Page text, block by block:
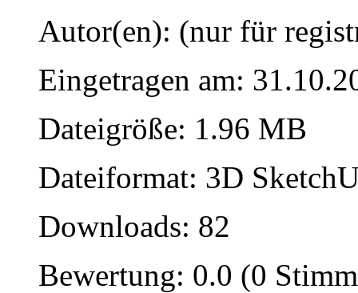
Autor(en): (nur für
Eingetragen am:
Dateigröße: 1.96 MB
Dateiformat: 3D
Downloads: 82
Bewertung: 0.0 (0